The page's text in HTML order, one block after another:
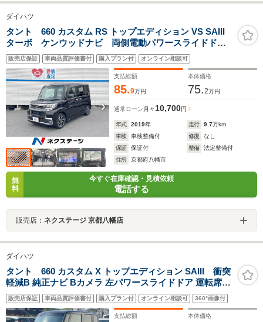
ダイハツ
タント 660 カスタム RS トップエディション VS SAIII
ターボ ケンウッドナビ 両側電動パワースライドド
ア スマートアシスト3 全周囲カメラ ETC
Bluetooth LEDヘッド＆LEDフォグ 純正15インチア
ルミホイール
販売店保証 車両品質評価書付 購入プラン付 オンライン相談可
支払総額
85.9万円
本体価格
75.2万円
通常ローン 月々10,700円
年式 2019年 走行 9.7万km
車検
車検整備付 修復
なし
保証
保証付 整備
法定整備付
住所
京都府八幡市
無
料
今すぐ在庫確認・見積依頼
電話する
販売店： ネクステージ 京都八幡店
ダイハツ
タント 660 カスタム X トップエディション SAIII 衝突
軽減B 純正ナビ Bカメラ 左パワースライドドア 運転席シ
ートヒーター LEDヘッドライト フォグライト スマートキ
ー プッシュスタート アイドリングストップ 純正アルミホ
イール
販売店保証 車両品質評価書付 購入プラン付 オンライン相談可 360°画像付
支払総額 本体価格